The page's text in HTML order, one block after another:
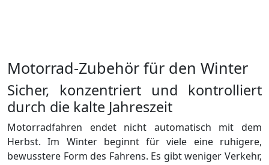
Motorrad-Zubehör für den Winter
Sicher, konzentriert und kontrolliert
durch die kalte Jahreszeit
Motorradfahren endet nicht automatisch mit dem
Herbst. Im Winter beginnt für viele eine ruhigere,
bewusstere Form des Fahrens. Es gibt weniger Verkehr,